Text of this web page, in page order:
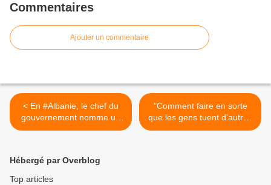
Commentaires
Ajouter un commentaire
< En #Albanie, le chef du
gouvernement nomme un
ministre généré par l’ #IA,
"Comment faire en sorte
que les gens tuent d'autres
personnes" + Assassinat de
Hébergé par Overblog
Top articles